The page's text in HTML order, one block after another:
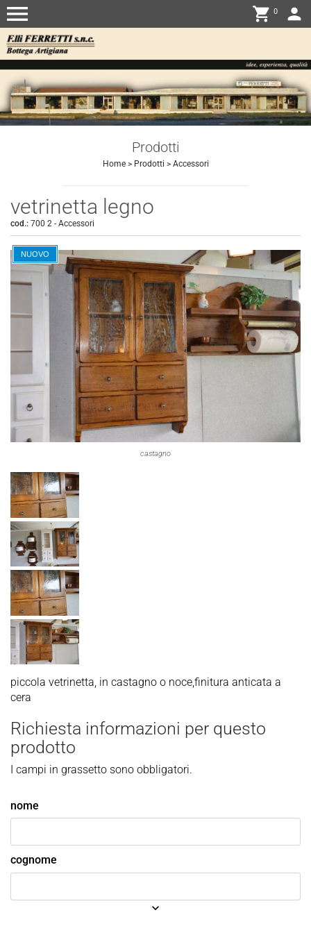
menu person
shopping_cart 0
Prodotti
Home> Prodotti > Accessori
vetrinetta legno
cod.: 700 2 - Accessori
NUOVO
castagno
piccola vetrinetta, in castagno o noce,finitura anticata a
cera
Richiesta informazioni per questo
prodotto
I campi in grassetto sono obbligatori.
nome
cognome
keyboard_arrow_down